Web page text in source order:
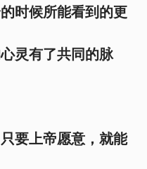
时候所能看到的更
灵有了共同的脉
要上帝愿意，就能